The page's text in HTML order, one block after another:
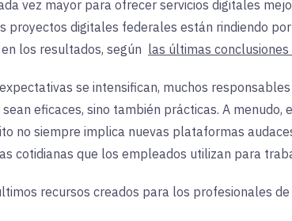
vez mayor para ofrecer servicios digitales
proyectos digitales federales están rindiendo
los resultados, según las últimas
se intensifican, muchos
eficaces, sino también prácticas. A menudo,
no siempre implica nuevas plataformas
cotidianas que los empleados utilizan para
recursos creados para los profesionales